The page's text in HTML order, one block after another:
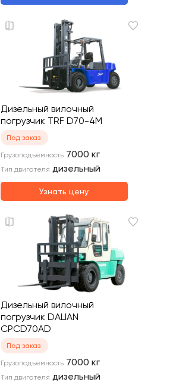
Дизельный вилочный
погрузчик TRF D70-4M
Под заказ
Грузоподъемность 7000 кг
Тип двигателя дизельный
Узнать цену
Дизельный вилочный
погрузчик DALIAN
CPCD70AD
Под заказ
Грузоподъемность 7000 кг
Тип двигателя дизельный